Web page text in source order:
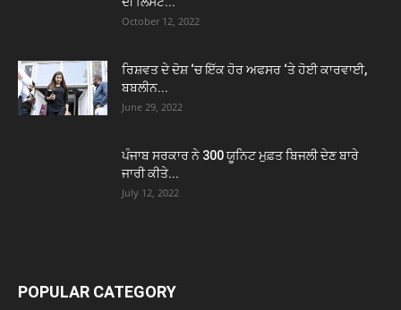
October 12, 2022
ਰਿਸ਼ਵਤ ਦੇ ਦੋਸ਼ ‘ਚ ਇੱਕ ਹੋਰ ਅਫਸਰ ‘ਤੇ ਹੋਈ ਕਾਰਵਾਈ,
ਬਬਲੀਨ...
June 29, 2022
ਪੰਜਾਬ ਸਰਕਾਰ ਨੇ 300 ਯੂਨਿਟ ਮੁਫ਼ਤ ਬਿਜਲੀ ਦੇਣ ਬਾਰੇ
ਜਾਰੀ ਕੀਤੇ...
July 12, 2022
POPULAR CATEGORY